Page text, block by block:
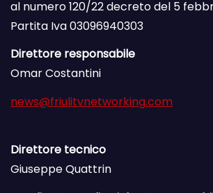
al numero 120/22 decreto del 5
Partita Iva 03096940303
Direttore responsabile
Omar Costantini
news@friulitvnetworking.com
Direttore tecnico
Giuseppe Quattrin